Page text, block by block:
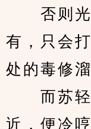
否则光
有，只会
处的毒修溜
而苏轻
近，便冷